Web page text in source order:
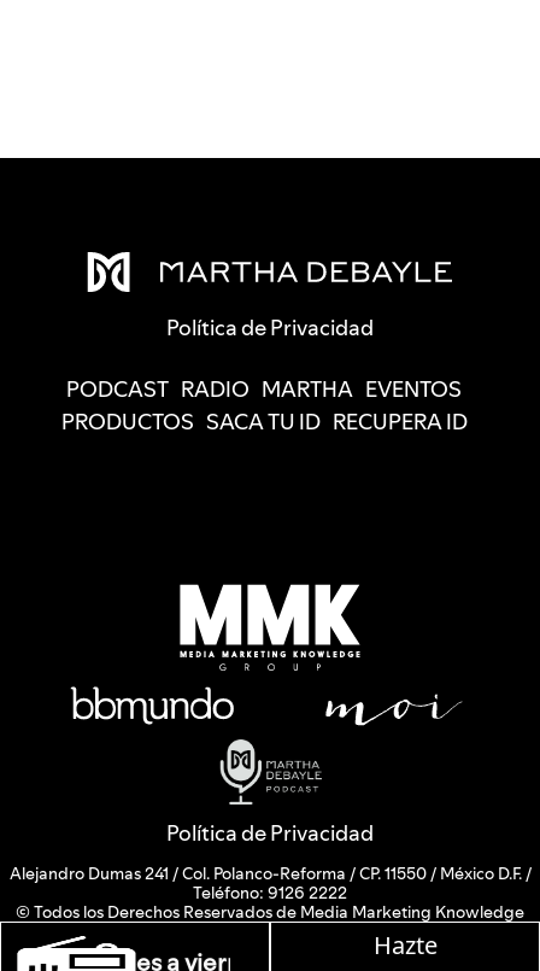
W, lunes a viernes de 10 a 13 hrs.
Hazte
Política de Privacidad
PODCAST RADIO MARTHA EVENTOS
PRODUCTOS SACA TU ID RECUPERA ID
Política de Privacidad
Alejandro Dumas 241 / Col. Polanco-Reforma / CP. 11550 / México D.F. /
Teléfono: 9126 2222
© Todos los Derechos Reservados de Media Marketing Knowledge
Group www.mmkgroup.com.mx
Prohibida la reproducción total o parcial, incluyendo cualquier medio